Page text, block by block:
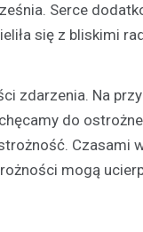
Serce
się z bliskimi
zdarzenia. Na
do
Czasami
mogą